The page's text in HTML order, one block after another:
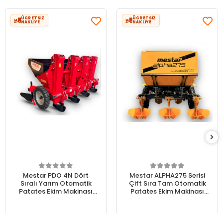
ÜCRETSİZ
NAKLİYE
Mestar PDO 4N Dört
Sıralı Yarım Otomatik
Patates Ekim Makinası
ÜCRETSİZ
NAKLİYE
Mestar ALPHA275 Serisi
Çift Sıra Tam Otomatik
Patates Ekim Makinası